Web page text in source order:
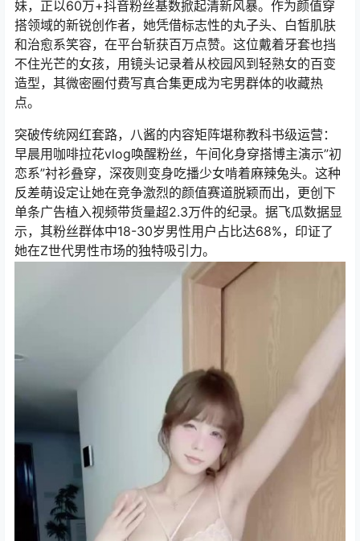
妹，正以60万+抖音粉丝基数掀起清新风暴。作为颜值穿
搭领域的新锐创作者，她凭借标志性的丸子头、白皙肌肤
和治愈系笑容，在平台斩获百万点赞。这位戴着牙套也挡
不住光芒的女孩，用镜头记录着从校园风到轻熟女的百变
造型，其微密圈付费写真合集更成为宅男群体的收藏热
点。
突破传统网红套路，八酱的内容矩阵堪称教科书级运营：
早晨用咖啡拉花vlog唤醒粉丝，午间化身穿搭博主演示”初
恋系”衬衫叠穿，深夜则变身吃播少女啃着麻辣兔头。这种
反差萌设定让她在竞争激烈的颜值赛道脱颖而出，更创下
单条广告植入视频带货量超2.3万件的纪录。据飞瓜数据显
示，其粉丝群体中18-30岁男性用户占比达68%，印证了
她在Z世代男性市场的独特吸引力。